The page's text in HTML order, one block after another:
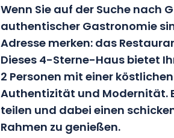
Wenn Sie auf der Suche nach
authentischer Gastronomie
Adresse merken: das
Dieses 4-Sterne-Haus bietet
2 Personen mit einer
Authentizität und Modernität.
teilen und dabei einen
Rahmen zu genießen.